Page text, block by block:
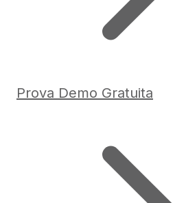
Prova Demo Gratuita